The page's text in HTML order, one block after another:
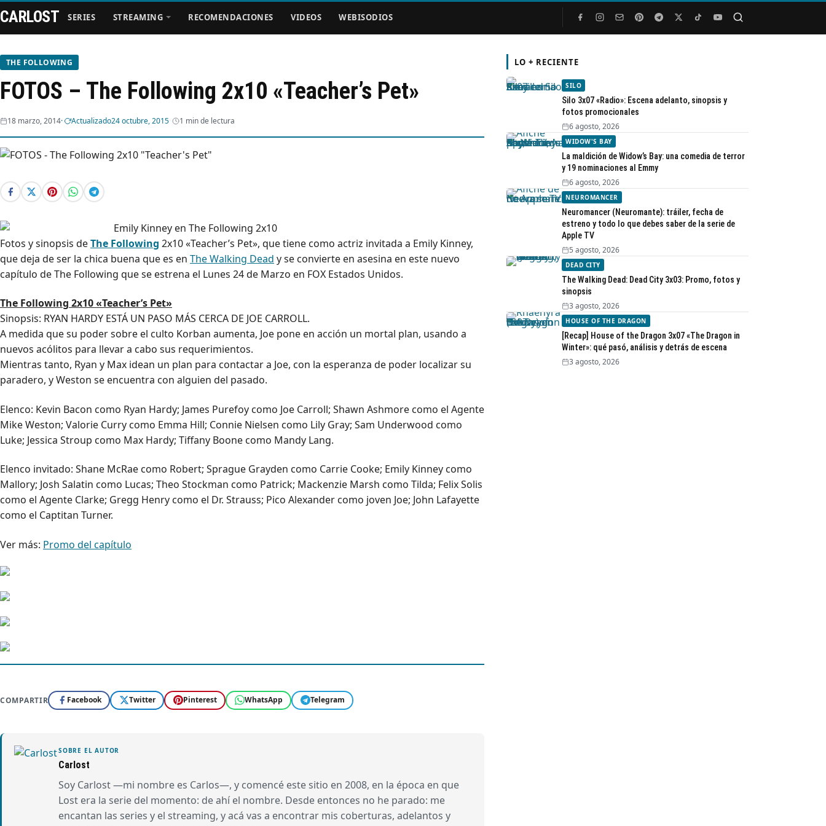
Series
Streaming
Recomendaciones
Videos
CARLOST SERIES STREAMING RECOMENDACIONES VIDEOS WEBISODIOS
THE FOLLOWING
FOTOS – The Following 2x10 «Teacher’s Pet»
18 marzo, 2014 Actualizado24 octubre, 2015 1 min de lectura
Fotos y sinopsis deThe Following 2x10 «Teacher’s Pet», que tiene como actriz invitada a Emily Kinney,
que deja de ser la chica buena que es en The Walking Dead y se convierte en asesina en este nuevo
capítulo de The Following que se estrena el Lunes 24 de Marzo en FOX Estados Unidos.
The Following 2x10 «Teacher’s Pet»
Sinopsis: RYAN HARDY ESTÁ UN PASO MÁS CERCA DE JOE CARROLL.
A medida que su poder sobre el culto Korban aumenta, Joe pone en acción un mortal plan, usando a
nuevos acólitos para llevar a cabo sus requerimientos.
Mientras tanto, Ryan y Max idean un plan para contactar a Joe, con la esperanza de poder localizar su
paradero, y Weston se encuentra con alguien del pasado.
Elenco: Kevin Bacon como Ryan Hardy; James Purefoy como Joe Carroll; Shawn Ashmore como el Agente
Mike Weston; Valorie Curry como Emma Hill; Connie Nielsen como Lily Gray; Sam Underwood como
Luke; Jessica Stroup como Max Hardy; Tiffany Boone como Mandy Lang.
Elenco invitado: Shane McRae como Robert; Sprague Grayden como Carrie Cooke; Emily Kinney como
Mallory; Josh Salatin como Lucas; Theo Stockman como Patrick; Mackenzie Marsh como Tilda; Felix Solis
como el Agente Clarke; Gregg Henry como el Dr. Strauss; Pico Alexander como joven Joe; John Lafayette
como el Captitan Turner.
Ver más: Promo del capítulo
COMPARTIR Facebook Twitter Pinterest WhatsApp Telegram
SOBRE EL AUTOR
Carlost
Soy Carlost —mi nombre es Carlos—, y comencé este sitio en 2008, en la época en que
Lost era la serie del momento: de ahí el nombre. Desde entonces no he parado: me
encantan las series y el streaming, y acá vas a encontrar mis coberturas, adelantos y
LO + RECIENTE
SILO
Silo 3x07 «Radio»: Escena adelanto, sinopsis y
fotos promocionales
6 agosto, 2026
WIDOW'S BAY
La maldición de Widow’s Bay: una comedia de terror
y 19 nominaciones al Emmy
6 agosto, 2026
NEUROMANCER
Neuromancer (Neuromante): tráiler, fecha de
estreno y todo lo que debes saber de la serie de
Apple TV
5 agosto, 2026
DEAD CITY
The Walking Dead: Dead City 3x03: Promo, fotos y
sinopsis
3 agosto, 2026
HOUSE OF THE DRAGON
[Recap] House of the Dragon 3x07 «The Dragon in
Winter»: qué pasó, análisis y detrás de escena
3 agosto, 2026